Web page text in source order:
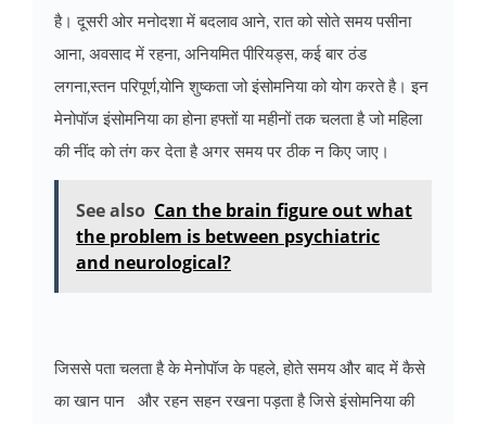
है। दूसरी ओर मनोदशा में बदलाव आने, रात को सोते समय पसीना
आना, अवसाद में रहना, अनियमित पीरियड्स, कई बार ठंड
लगना,स्तन परिपूर्ण,योनि शुष्कता जोइंसोमनिया को योग करते है। इन
मेनोपॉज इंसोमनिया का होना हफ्तों या महीनों तक चलता है जो महिला
की नींद को तंग कर देता है अगर समय पर ठीक न किए जाए।
See also Can the brain figure out what
the problem is between psychiatric
and neurological?
जिससे पता चलता है के मेनोपॉज के पहले, होते समय और बाद में कैसे
का खान पान और रहन सहन रखना पड़ता है जिसेइंसोमनिया की